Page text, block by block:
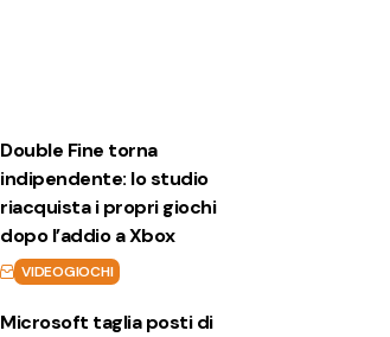
Double Fine torna
indipendente: lo studio
riacquista i propri giochi
dopo l’addio a Xbox
VIDEOGIOCHI
Microsoft taglia posti di